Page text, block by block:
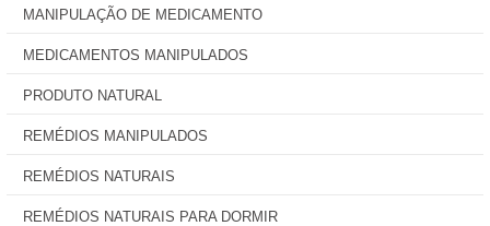
MANIPULAÇÃO DE MEDICAMENTO
MEDICAMENTOS MANIPULADOS
PRODUTO NATURAL
REMÉDIOS MANIPULADOS
REMÉDIOS NATURAIS
REMÉDIOS NATURAIS PARA DORMIR